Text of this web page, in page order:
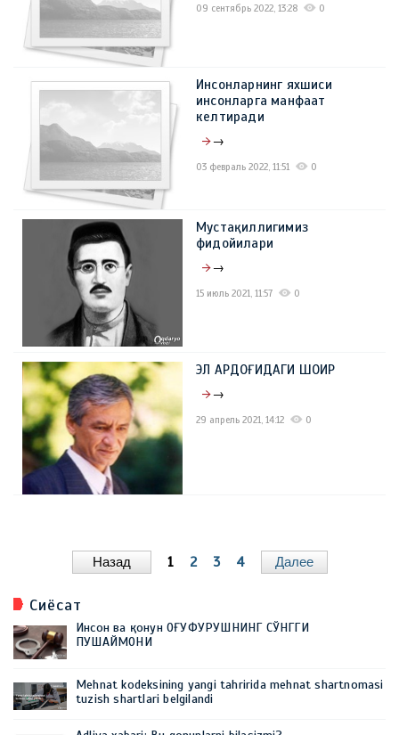
09 сентябрь 2022, 13:28 0
Инсонларнинг яхшиси
инсонларга манфаат
келтиради
→
03 февраль 2022, 11:51 0
Мустақиллигимиз
фидойилари
→
15 июль 2021, 11:57 0
ЭЛ АРДОҒИДАГИ ШОИР
→
29 апрель 2021, 14:12 0
Назад 1 2 3 4 Далее
Сиёсат
Инсон ва қонун ОҒУФУРУШНИНГ СЎНГГИ
ПУШАЙМОНИ
Mehnat kodeksining yangi tahririda mehnat shartnomasi
tuzish shartlari belgilandi